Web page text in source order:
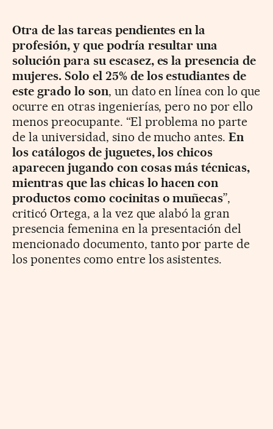
Otra de las tareas pendientes en la
profesión, y que podría resultar una
solución para su escasez, es la presencia de
mujeres. Solo el 25% de los estudiantes de
este grado lo son, un dato en línea con lo que
ocurre en otras ingenierías, pero no por ello
menos preocupante. “El problema no parte
de la universidad, sino de mucho antes.En
los catálogos de juguetes, los chicos
aparecen jugando con cosas más técnicas,
mientras que las chicas lo hacen con
productos como cocinitas o muñecas”,
criticó Ortega, a la vez que alabó la gran
presencia femenina en la presentación del
mencionado documento, tanto por parte de
los ponentes como entre los asistentes.